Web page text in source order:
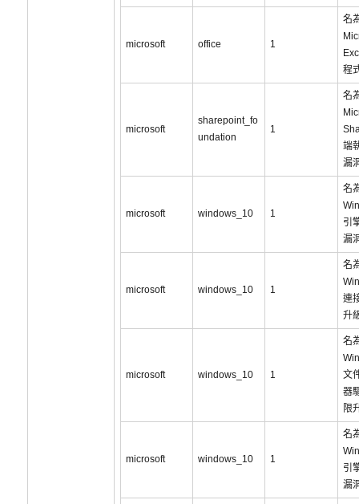
microsoft office 1
名
程
microsoft
sharepoint_fo
undation
1
名
端
漏
microsoft windows_10 1
名
引
漏
microsoft windows_10 1
名
連
升
microsoft windows_10 1
名
文
器
限
microsoft windows_10 1
名
引
漏